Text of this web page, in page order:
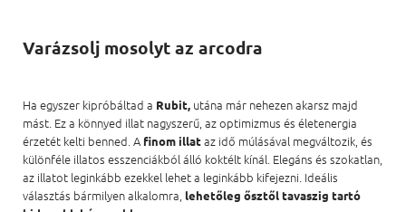
Varázsolj mosolyt az arcodra
Ha egyszer kipróbáltad a Rubit, utána már nehezen akarsz majd
mást. Ez a könnyed illat nagyszerű, az optimizmus és életenergia
érzetét kelti benned. A finom illataz idő múlásával megváltozik, és
különféle illatos esszenciákból álló koktélt kínál. Elegáns és szokatlan,
az illatot leginkább ezekkel lehet a leginkább kifejezni. Ideális
választás bármilyen alkalomra, lehetőleg ősztől tavaszig tartó